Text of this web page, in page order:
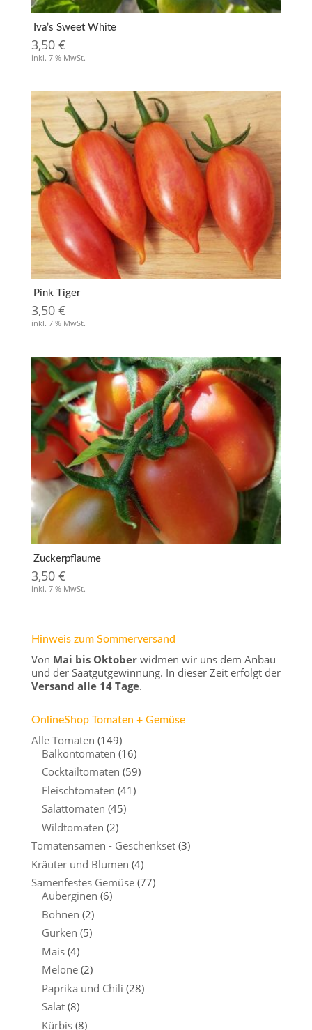
Iva’s Sweet White
3,50 €
inkl. 7 % MwSt.
Pink Tiger
3,50 €
inkl. 7 % MwSt.
Zuckerpflaume
3,50 €
inkl. 7 % MwSt.
Hinweis zum Sommerversand
Von Mai bis Oktoberwidmen wir uns dem Anbau
und der Saatgutgewinnung. In dieser Zeit erfolgt der
Versand alle 14 Tage.
OnlineShop Tomaten + Gemüse
Alle Tomaten (149)
Balkontomaten (16)
Cocktailtomaten (59)
Fleischtomaten (41)
Salattomaten (45)
Wildtomaten (2)
Tomatensamen - Geschenkset (3)
Kräuter und Blumen (4)
Samenfestes Gemüse (77)
Auberginen (6)
Bohnen (2)
Gurken (5)
Mais (4)
Melone (2)
Paprika und Chili (28)
Salat (8)
Kürbis (8)